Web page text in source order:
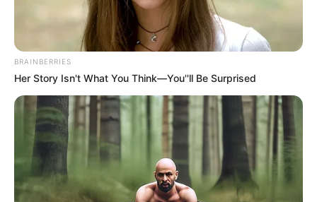
Pápai Joci betegesen retteg a háborútól, a zenész
Orbán Viktort tartja a világ legjobb politikusának.
Pápai Joci őszintén beszélt a háborútól való
félelméről, és arról is, hogy szerinte Orbán Viktor
BRAINBERRIES
Her Story Isn't What You Think—You''ll Be Surprised